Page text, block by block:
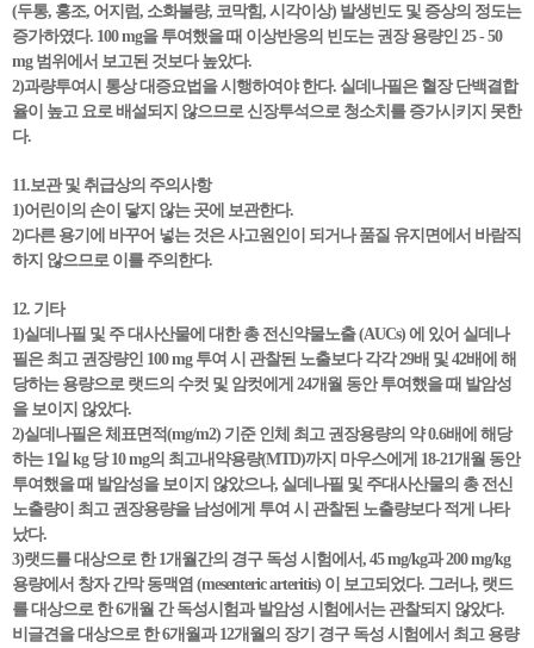
(두통, 홍조, 어지럼, 소화불량, 코막힘, 시각이상) 발생빈도 및 증상의 정도는
증가하였다. 100 mg을 투여했을 때 이상반응의 빈도는 권장 용량인 25 - 50
mg 범위에서 보고된 것보다 높았다.
2)과량투여시 통상 대증요법을 시행하여야 한다. 실데나필은 혈장 단백결합
율이 높고 요로 배설되지 않으므로 신장투석으로 청소치를 증가시키지 못한
다.
11.보관 및 취급상의 주의사항
1)어린이의 손이 닿지 않는 곳에 보관한다.
2)다른 용기에 바꾸어 넣는 것은 사고원인이 되거나 품질 유지면에서 바람직
하지 않으므로 이를 주의한다.
12. 기타
1)실데나필 및 주 대사산물에 대한 총 전신약물노출 (AUCs) 에 있어 실데나
필은 최고 권장량인 100 mg 투여 시 관찰된 노출보다 각각 29배 및 42배에 해
당하는 용량으로 랫드의 수컷 및 암컷에게 24개월 동안 투여했을 때 발암성
을 보이지 않았다.
2)실데나필은 체표면적(mg/m2) 기준 인체 최고 권장용량의 약 0.6배에 해당
하는 1일 kg 당 10 mg의 최고내약용량(MTD)까지 마우스에게 18-21개월 동안
투여했을 때 발암성을 보이지 않았으나, 실데나필 및 주대사산물의 총 전신
노출량이 최고 권장용량을 남성에게 투여 시 관찰된 노출량보다 적게 나타
났다.
3)랫드를 대상으로 한 1개월간의 경구 독성 시험에서, 45 mg/kg과 200 mg/kg
용량에서 창자 간막 동맥염 (mesenteric arteritis) 이 보고되었다. 그러나, 랫드
를 대상으로 한 6개월 간 독성시험과 발암성 시험에서는 관찰되지 않았다.
비글견을 대상으로 한 6개월과 12개월의 장기 경구 독성 시험에서 최고 용량